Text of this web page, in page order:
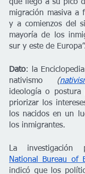
que llegó a su pico
migración masiva a
y a comienzos del
mayoría de los
sur y este de
Dato: la
nativismo (
ideología o postura
priorizar los
los nacidos en un
los inmigrantes.
National Bureau of
indicó que los